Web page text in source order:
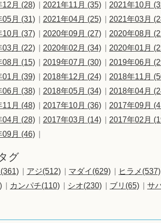
12月 (28)
2021年11月 (35) 2021年10月
05月 (31)
2021年04月 (25) 2021年03月
10月 (37)
2020年09月 (27) 2020年08月
03月 (22)
2020年02月 (34) 2020年01月
08月 (15)
2019年07月 (30) 2019年06月
01月 (39)
2018年12月 (24) 2018年11月
06月 (38)
2018年05月 (34) 2018年04月
11月 (48)
2017年10月 (36) 2017年09月
04月 (28)
2017年03月 (14) 2017年02月
09月 (46)
グ
アジ(512) マダイ(629) ヒラメ(537)
カンパチ(110) シオ(230) ブリ(65) サ